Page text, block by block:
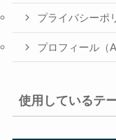
プライバシーポ
プロフィール（
使用しているテ